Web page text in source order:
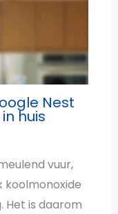
Nest
huis
vuur,
koolmonoxide
Het is daarom